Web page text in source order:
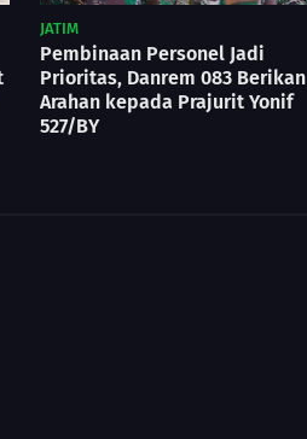
JATIM
Pembinaan Personel Jadi
Prioritas, Danrem 083 Berikan
Arahan kepada Prajurit Yonif
527/BY